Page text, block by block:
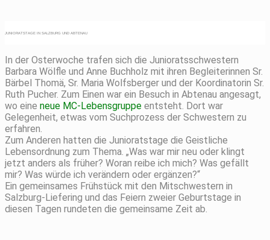
JUNIORATSTAGE IN SALZBURG UND ABTENAU
In der Osterwoche trafen sich die Junioratsschwestern
Barbara Wölfle und Anne Buchholz mit ihren Begleiterinnen Sr.
Bärbel Thomä, Sr. Maria Wolfsberger und der Koordinatorin Sr.
Ruth Pucher. Zum Einen war ein Besuch in Abtenau angesagt,
wo eine neue MC-Lebensgruppe entsteht. Dort war
Gelegenheit, etwas vom Suchprozess der Schwestern zu
erfahren.
Zum Anderen hatten die Junioratstage die Geistliche
Lebensordnung zum Thema. „Was war mir neu oder klingt
jetzt anders als früher? Woran reibe ich mich? Was gefällt
mir? Was würde ich verändern oder ergänzen?“
Ein gemeinsames Frühstück mit den Mitschwestern in
Salzburg-Liefering und das Feiern zweier Geburtstage in
diesen Tagen rundeten die gemeinsame Zeit ab.